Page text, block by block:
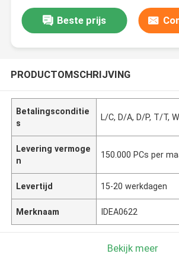
Beste prijs
PRODUCTOMSCHRIJVING
Betalingsconditie
s
L/C, D/A, D/P, T/T,
Levering vermoge
n
150.000 PCs per
Levertijd 15-20 werkdagen
Merknaam IDEA0622
Bekijk meer